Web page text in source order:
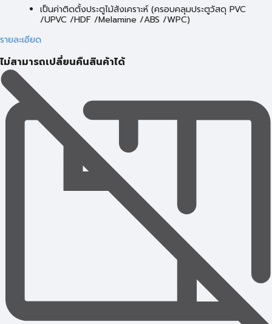
เป็นค่าติดตั้งประตูไม้สังเคราะห์ (ครอบคลุมประตูวัสดุ PVC
/UPVC /HDF /Melamine /ABS /WPC)
รายละเอียด
ไม่สามารถเปลี่ยนคืนสินค้าได้